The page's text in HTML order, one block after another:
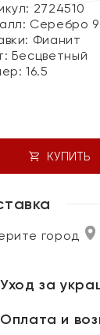
2724510
Серебро
Фианит
Бесцветный
16.5
КУПИТЬ
город
Уход за
Оплата и